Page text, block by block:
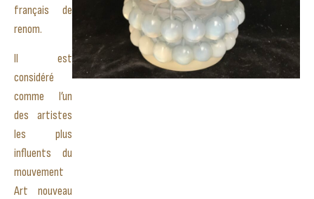
français de
renom.
Il est
considéré
comme l’un
des artistes
les plus
influents du
mouvement
Art nouveau